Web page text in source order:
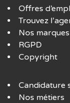
Offres
Trouvez
Nos marques
RGPD
Copyright
Candidature
Nos métiers